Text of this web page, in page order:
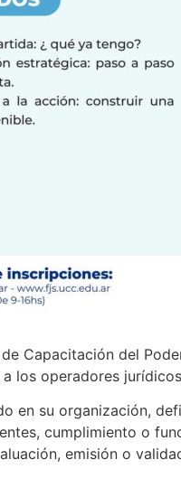
Capacitación del
los operadores
en su organización,
cumplimiento o
emisión o